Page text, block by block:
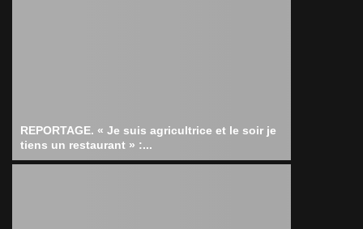
REPORTAGE. « Je suis agricultrice et le soir je
tiens un restaurant » :...